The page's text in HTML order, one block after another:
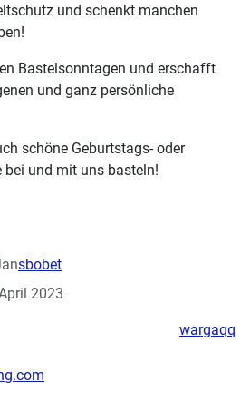
und schenkt manchen
Bastelsonntagen und erschafft
und ganz persönliche
schöne Geburtstags- oder
bei und mit uns basteln!
sbobet
2023
Stickmaschine (Wiederholung)
wargaqq
30.01.2023 LANGER MONTAG !!!!! 08:00